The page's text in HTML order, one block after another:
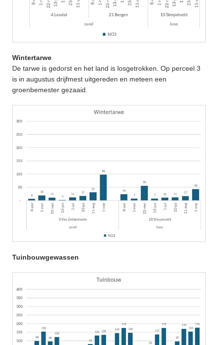
Wintertarwe
De tarwe is gedorst en het land is losgetrokken. Op perceel 3
is in augustus drijfmest uitgereden en meteen een
groenbemester gezaaid.
Tuinbouwgewassen